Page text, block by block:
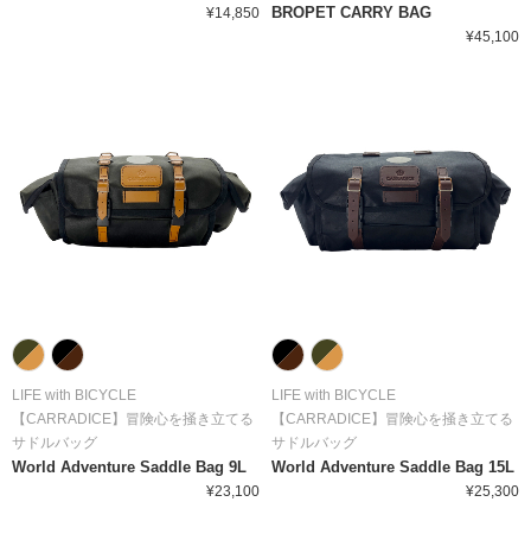
¥14,850 BROPET CARRY BAG
¥45,100
LIFE with BICYCLE
【CARRADICE】冒険心を掻き立てる
サドルバッグ
World Adventure Saddle Bag 9L
¥23,100
LIFE with BICYCLE
【CARRADICE】冒険心を掻き立てる
サドルバッグ
World Adventure Saddle Bag 15L
¥25,300